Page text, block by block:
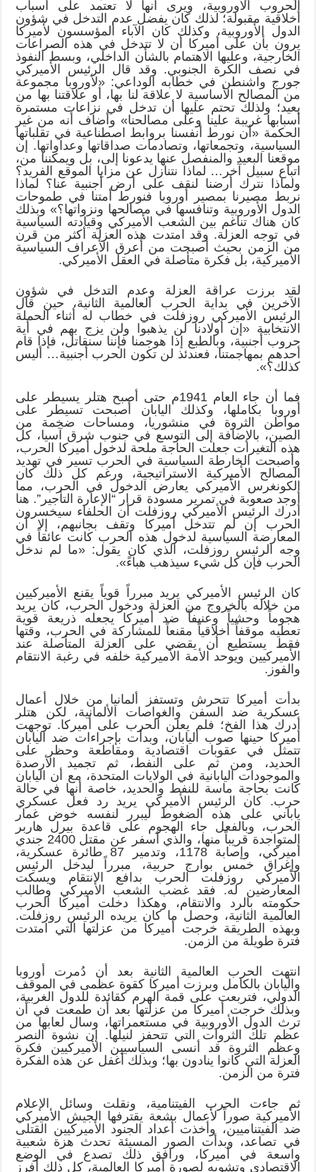
الحروب الأوروبية، ويرى أنها لا تعتمد على أسباب
أخلاقية مقبولة؛ لذلك كان يفضل عدم التدخل في شؤون
الدول الأوروبية، وكذلك كان الآباء المؤسسون لأميركا
يرون بأن على أميركا أن لا تتدخل في هذه الصراعات
الخارجية، وعليها الاهتمام بالشأن الداخلي، وبسط النفوذ
في نصف الكرة الجنوبي. وقد قال الرئيس الأميركي
جورج واشنطن في خطابه الوداعي: «لأوروبا مجموعة
من المصالح الأساسية لا علاقة لنا بها، أو علاقتنا بها من
بعيد؛ ولذلك تحتم عليها أن تدخل في نزاعات مستمرة
أسبابها غريبة علينا وعلى مصالحنا» وأضاف أنه من غير
الحكمة «أن نورط أنفسنا بروابط اصطناعية في تقلباتها
السياسية، وتجمعاتها، وتصادمات صداقاتها وعداواتها. إن
موقعنا البعيد والمنفصل عنها يدعونا إلى، بل ويمكننا من،
اتباع سبيل آخر… لماذا نتنازل عن مزايا الموقع الفريد؟
ولماذا نترك أرضنا لنقف على أرض أجنبية عنا؟ لماذا
نربط مصيرنا بمصير أوروبا فنورط أمتنا في طموحات
الدول الأوروبية وتنافسها في مصالحها ونزواتها؟» وبذلك
كان هناك تناغم بين الشعب الأميركي وقيادته السياسية
في توجه العزلة. وقد امتدت هذه العزلة أكثر من قرن
من الزمن بحيث أصبحت من أعرق الأعراف السياسية
الأميركية، بل فكرة متأصلة في العقل الأميركي.
لقد برزت عراقة العزلة وعدم التدخل في شؤون
الآخرين في بداية الحرب العالمية الثانية، حين قال
الرئيس الأميركي روزفلت في خطاب له أثناء الحملة
الانتخابية «إن أولادنا لن يذهبوا ولن يزج بهم في أية
حروب أجنبية، وبالطبع إذا هوجمنا فإننا سنقاتل، فإذا قام
أحدهم بمهاجمتنا، فعندئذ لن تكون الحرب أجنبية… أليس
كذلك؟».
فما أن جاء العام 1941م حتى أصبح هتلر يسيطر على
أوروبا بكاملها، وكذلك اليابان أصبحت تسيطر على
مواطن الثروة في منشوريا، ومساحات ضخمة من
الصين، بالإضافة إلى التوسع في جنوب شرق آسيا، كل
هذه التغيرات جعلت الحاجة ملحة لدخول أميركا الحرب،
وأصبحت الخارطة السياسية في الحرب تسير في تهديد
المصالح الأميركية الاستراتيجية، ورغم كل ذلك كان
الكونغرس الأميركي يعارض الدخول في الحرب، مما
أوجد صعوبة في تمرير مسودة قرار “الإعارة التأجير”. هنا
أدرك الرئيس الأميركي روزفلت أن الحلفاء سيخسرون
الحرب إن لم تتدخل أميركا وتقف بجانبهم، إلا أن
المعارضة السياسية لدخول هذه الحرب كانت عائقاً في
وجه الرئيس روزفلت، الذي كان يقول: «ما لم ندخل
الحرب فإن كل شيء سيذهب هباءً».
كان الرئيس الأميركي يريد مبرراً قوياً يقنع الأميركيين
من خلاله بالخروج من العزلة ودخول الحرب، كان يريد
هجوماً وحشياً وعنيفاً ضد أميركا يجعله ذريعة قوية
تعطيه موقفاً أخلاقياً مقنعاً للمشاركة في الحرب، وقتها
فقط يستطيع أن يقضي على العزلة المتأصلة عند
الأميركيين ويوحد الأمة الأميركية خلفه في رغبة الانتقام
والفوز.
بدأت أميركا تتحرش وتستفز ألمانيا من خلال أعمال
عسكرية ضد السفن والغواصات الألمانية، لكن هتلر
أدرك هذا الفخ؛ فلم يعلن الحرب على أميركا. توجهت
أميركا حينها صوب اليابان، وبدأت بإجراءات ضد اليابان
تتمثل في عقوبات اقتصادية ومقاطعة وحظر على
الحديد، ومن ثم على النفط، ثم تجميد الأرصدة
والموجودات اليابانية في الولايات المتحدة، مع أن اليابان
كانت بحاجة ماسة للنفط والحديد، خاصة أنها في حالة
حرب. كان الرئيس الأميركي يريد رد فعل عسكري
ياباني على هذه الضغوط ليبرر لنفسه خوض غمار
الحرب، وبالفعل جاء الهجوم على قاعدة بيرل هاربر
المتواجدة قريباً منها، والذي أسفر عن مقتل 2400 جندي
أميركي، وإصابة 1178، وتدمير 87 طائرة عسكرية،
وإغراق خمس بوارج حربية، مبرراً ليدخل الرئيس
الأميركي روزفلت الحرب بدافع الانتقام ويسكت
المعارضين له. فقد غضب الشعب الأميركي وطالب
حكومته بالرد والانتقام، وهكذا دخلت أميركا الحرب
العالمية الثانية، وحصل ما كان يريده الرئيس روزفلت.
وبهذه الطريقة خرجت أميركا من عزلتها التي امتدت
فترة طويلة من الزمن.
انتهت الحرب العالمية الثانية بعد أن دُمرت أوروبا
واليابان بالكامل وبرزت أميركا كقوة عظمى في الموقف
الدولي، فتربعت على قمة الهرم كقائدة للدول الغربية،
وبذلك خرجت أميركا من عزلتها بعد أن طمعت في أن
ترث الدول الأوروبية في مستعمراتها، وسال لعابها من
عظم تلك الثروات التي تتحفز لنيلها. إن نشوة النصر
وعظم الثروة قد أنسى السياسيين الأميركيين فكرة
العزلة التي كانوا ينادون بها؛ وبذلك أغفل عن هذه الفكرة
فترة من الزمن.
ثم جاءت الحرب الفيتنامية، ونقلت وسائل الإعلام
الأميركية صوراً لأعمال بشعة يقترفها الجيش الأميركي
ضد الفيتناميين، وأخذت أعداد الجنود الأميركيين القتلى
في تصاعد، وبدأت الصور المسيئة تحدث هزة شعبية
واسعة في أميركا، ورافق ذلك تصدع في الوضع
الاقتصادي وتشويه لصورة أميركا العالمية، كل ذلك أفرز